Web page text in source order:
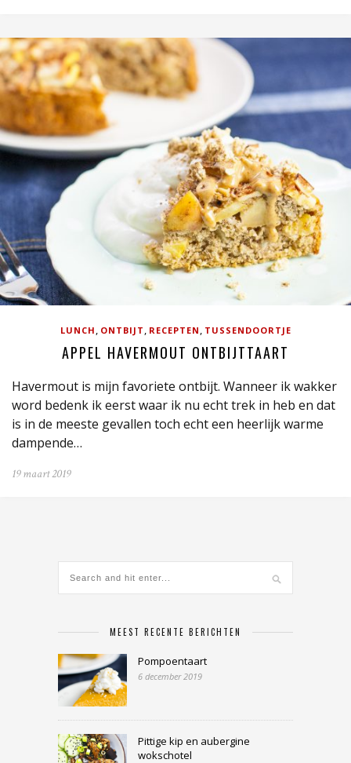
LUNCH , ONTBIJT , RECEPTEN , TUSSENDOORTJE
APPEL HAVERMOUT ONTBIJTTAART
Havermout is mijn favoriete ontbijt. Wanneer ik wakker
word bedenk ik eerst waar ik nu echt trek in heb en dat
is in de meeste gevallen toch echt een heerlijk warme
dampende…
19 maart 2019
MEEST RECENTE BERICHTEN
Pompoentaart
6 december 2019
Pittige kip en aubergine
wokschotel